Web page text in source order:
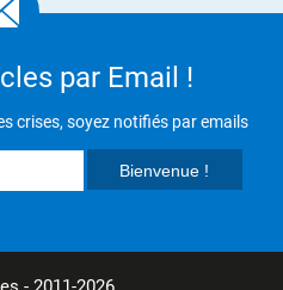
par Email !
crises, soyez notifiés par emails